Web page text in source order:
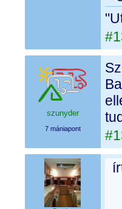
szunyder
7 mániapont